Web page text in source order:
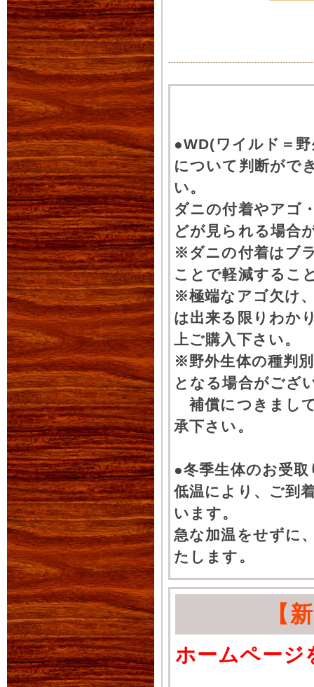
●WD(ワイルド＝
について判断がで
い。
ダニの付着やアゴ
どが見られる場合
※ダニの付着はブ
ことで軽減するこ
※極端なアゴ欠け
は出来る限りわか
上ご購入下さい。
※野外生体の種判
となる場合がござ
補償につきまし
承下さい。
●冬季生体のお受
低温により、ご到
います。
急な加温をせずに
たします。
【
ホームページ